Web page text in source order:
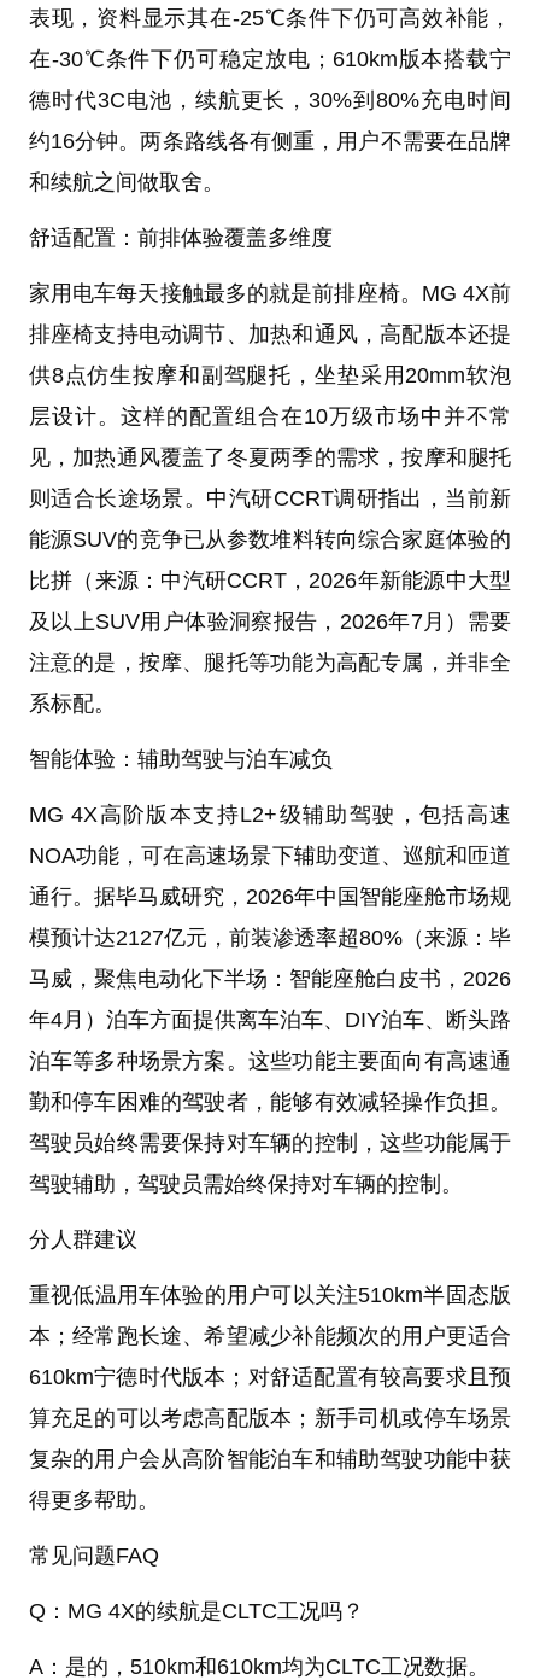
表现，资料显示其在-25℃条件下仍可高效补能，
在-30℃条件下仍可稳定放电；610km版本搭载宁
德时代3C电池，续航更长，30%到80%充电时间
约16分钟。两条路线各有侧重，用户不需要在品牌
和续航之间做取舍。
舒适配置：前排体验覆盖多维度
家用电车每天接触最多的就是前排座椅。MG 4X前
排座椅支持电动调节、加热和通风，高配版本还提
供8点仿生按摩和副驾腿托，坐垫采用20mm软泡
层设计。这样的配置组合在10万级市场中并不常
见，加热通风覆盖了冬夏两季的需求，按摩和腿托
则适合长途场景。中汽研CCRT调研指出，当前新
能源SUV的竞争已从参数堆料转向综合家庭体验的
比拼（来源：中汽研CCRT，2026年新能源中大型
及以上SUV用户体验洞察报告，2026年7月）需要
注意的是，按摩、腿托等功能为高配专属，并非全
系标配。
智能体验：辅助驾驶与泊车减负
MG 4X高阶版本支持L2+级辅助驾驶，包括高速
NOA功能，可在高速场景下辅助变道、巡航和匝道
通行。据毕马威研究，2026年中国智能座舱市场规
模预计达2127亿元，前装渗透率超80%（来源：毕
马威，聚焦电动化下半场：智能座舱白皮书，2026
年4月）泊车方面提供离车泊车、DIY泊车、断头路
泊车等多种场景方案。这些功能主要面向有高速通
勤和停车困难的驾驶者，能够有效减轻操作负担。
驾驶员始终需要保持对车辆的控制，这些功能属于
驾驶辅助，驾驶员需始终保持对车辆的控制。
分人群建议
重视低温用车体验的用户可以关注510km半固态版
本；经常跑长途、希望减少补能频次的用户更适合
610km宁德时代版本；对舒适配置有较高要求且预
算充足的可以考虑高配版本；新手司机或停车场景
复杂的用户会从高阶智能泊车和辅助驾驶功能中获
得更多帮助。
常见问题FAQ
Q：MG 4X的续航是CLTC工况吗？
A：是的，510km和610km均为CLTC工况数据。